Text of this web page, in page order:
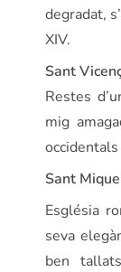
degradat,
XIV.
Sant
Restes
mig
Sant
Església
seva
ben